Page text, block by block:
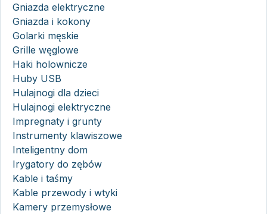
Gniazda elektryczne
Gniazda i kokony
Golarki męskie
Grille węglowe
Haki holownicze
Huby USB
Hulajnogi dla dzieci
Hulajnogi elektryczne
Impregnaty i grunty
Instrumenty klawiszowe
Inteligentny dom
Irygatory do zębów
Kable i taśmy
Kable przewody i wtyki
Kamery przemysłowe